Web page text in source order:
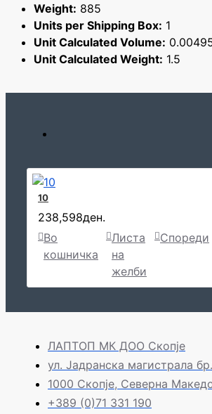
Weight: 885
Units per Shipping Box: 1
Unit Calculated Volume:
Unit Calculated Weight: 1.5
10
238,598ден.
Во
кошничка
Листа
на
желби
Спореди
ЛАПТОП МК ДОО Скопје
ул. Јадранска магистрала
1000 Скопје, Северна
+389 (0)71 331 190